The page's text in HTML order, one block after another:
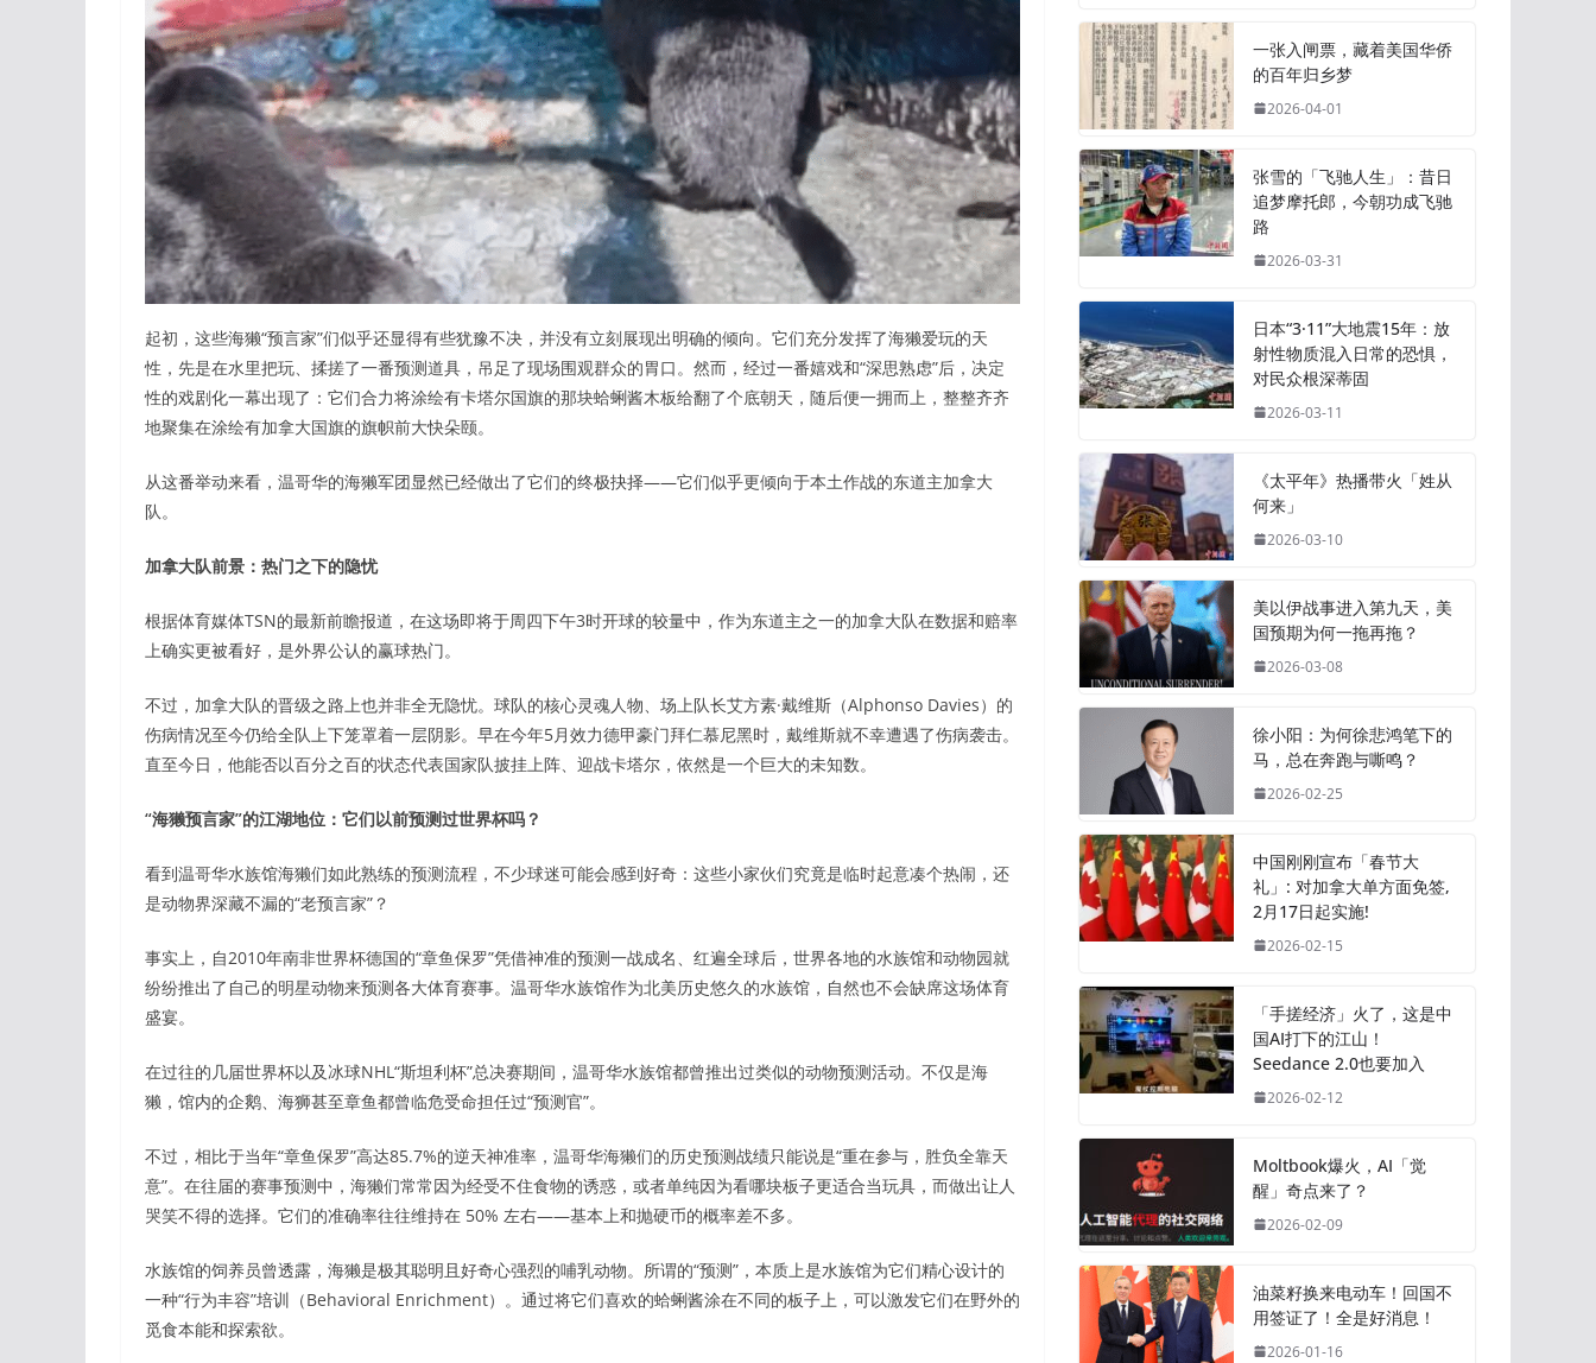
起初，这些海獭“预言家”们似乎还显得有些犹豫不决，并没有立刻展现出明确的倾向。它们充分发挥了海獭爱玩的天
性，先是在水里把玩、揉搓了一番预测道具，吊足了现场围观群众的胃口。然而，经过一番嬉戏和“深思熟虑”后，决定
性的戏剧化一幕出现了：它们合力将涂绘有卡塔尔国旗的那块蛤蜊酱木板给翻了个底朝天，随后便一拥而上，整整齐齐
地聚集在涂绘有加拿大国旗的旗帜前大快朵颐。
从这番举动来看，温哥华的海獭军团显然已经做出了它们的终极抉择——它们似乎更倾向于本土作战的东道主加拿大
队。
加拿大队前景：热门之下的隐忧
根据体育媒体TSN的最新前瞻报道，在这场即将于周四下午3时开球的较量中，作为东道主之一的加拿大队在数据和赔率
上确实更被看好，是外界公认的赢球热门。
不过，加拿大队的晋级之路上也并非全无隐忧。球队的核心灵魂人物、场上队长艾方素·戴维斯（Alphonso Davies）的
伤病情况至今仍给全队上下笼罩着一层阴影。早在今年5月效力德甲豪门拜仁慕尼黑时，戴维斯就不幸遭遇了伤病袭击。
直至今日，他能否以百分之百的状态代表国家队披挂上阵、迎战卡塔尔，依然是一个巨大的未知数。
“海獭预言家”的江湖地位：它们以前预测过世界杯吗？
看到温哥华水族馆海獭们如此熟练的预测流程，不少球迷可能会感到好奇：这些小家伙们究竟是临时起意凑个热闹，还
是动物界深藏不漏的“老预言家”？
事实上，自2010年南非世界杯德国的“章鱼保罗”凭借神准的预测一战成名、红遍全球后，世界各地的水族馆和动物园就
纷纷推出了自己的明星动物来预测各大体育赛事。温哥华水族馆作为北美历史悠久的水族馆，自然也不会缺席这场体育
盛宴。
在过往的几届世界杯以及冰球NHL“斯坦利杯”总决赛期间，温哥华水族馆都曾推出过类似的动物预测活动。不仅是海
獭，馆内的企鹅、海狮甚至章鱼都曾临危受命担任过“预测官”。
不过，相比于当年“章鱼保罗”高达85.7%的逆天神准率，温哥华海獭们的历史预测战绩只能说是“重在参与，胜负全靠天
意”。在往届的赛事预测中，海獭们常常因为经受不住食物的诱惑，或者单纯因为看哪块板子更适合当玩具，而做出让人
哭笑不得的选择。它们的准确率往往维持在 50% 左右——基本上和抛硬币的概率差不多。
水族馆的饲养员曾透露，海獭是极其聪明且好奇心强烈的哺乳动物。所谓的“预测”，本质上是水族馆为它们精心设计的
一种“行为丰容”培训（Behavioral Enrichment）。通过将它们喜欢的蛤蜊酱涂在不同的板子上，可以激发它们在野外的
觅食本能和探索欲。
一张入闸票，藏着美国华侨
的百年归乡梦
2026-04-01
张雪的「飞驰人生」：昔日
追梦摩托郎，今朝功成飞驰
路
2026-03-31
日本“3·11”大地震15年：放
射性物质混入日常的恐惧，
对民众根深蒂固
2026-03-11
《太平年》热播带火「姓从
何来」
2026-03-10
美以伊战事进入第九天，美
国预期为何一拖再拖？
2026-03-08
徐小阳：为何徐悲鸿笔下的
马，总在奔跑与嘶鸣？
2026-02-25
中国刚刚宣布「春节大
礼」: 对加拿大单方面免签,
2月17日起实施!
2026-02-15
「手搓经济」火了，这是中
国AI打下的江山！
Seedance 2.0也要加入
2026-02-12
Moltbook爆火，AI「觉
醒」奇点来了？
2026-02-09
油菜籽换来电动车！回国不
用签证了！全是好消息！
2026-01-16